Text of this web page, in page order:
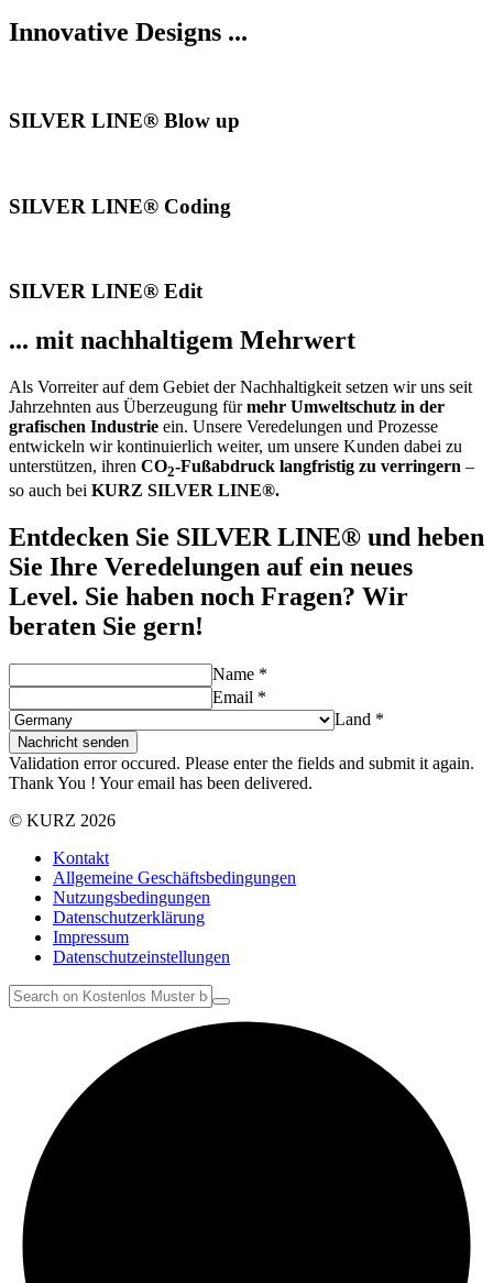
Innovative Designs ...
SILVER LINE® Blow up
SILVER LINE® Coding
SILVER LINE® Edit
... mit nachhaltigem Mehrwert
Als Vorreiter auf dem Gebiet der Nachhaltigkeit setzen wir uns seit
Jahrzehnten aus Überzeugung fürmehr Umweltschutz in der
grafischen Industrie ein. Unsere Veredelungen und Prozesse
entwickeln wir kontinuierlich weiter, um unsere Kunden dabei zu
unterstützen, ihren CO2-Fußabdruck langfristig zu verringern –
so auch bei KURZ SILVER LINE®.
Entdecken Sie SILVER LINE® und heben
Sie Ihre Veredelungen auf ein neues
Level. Sie haben noch Fragen? Wir
beraten Sie gern!
Name *
Email *
Land *
Nachricht senden
Validation error occured. Please enter the fields and submit it again.
Thank You ! Your email has been delivered.
© KURZ 2026
Kontakt
Allgemeine Geschäftsbedingungen
Nutzungsbedingungen
Datenschutzerklärung
Impressum
Datenschutzeinstellungen